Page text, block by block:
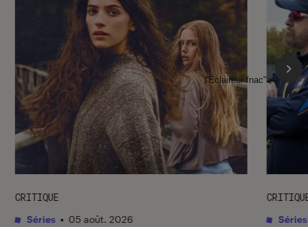
CRITIQUE
Séries • 05 août. 2026 Séries
l'Éclaireur fnac">